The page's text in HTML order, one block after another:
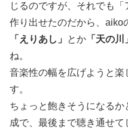
じるのですが、それでも
作り出せたのだから、aiko
「えりあし」
とか 「天の川
ね。
音楽性の幅を広げようと楽
す。
ちょっと飽きそうになる
成で、最後まで聴き通せ